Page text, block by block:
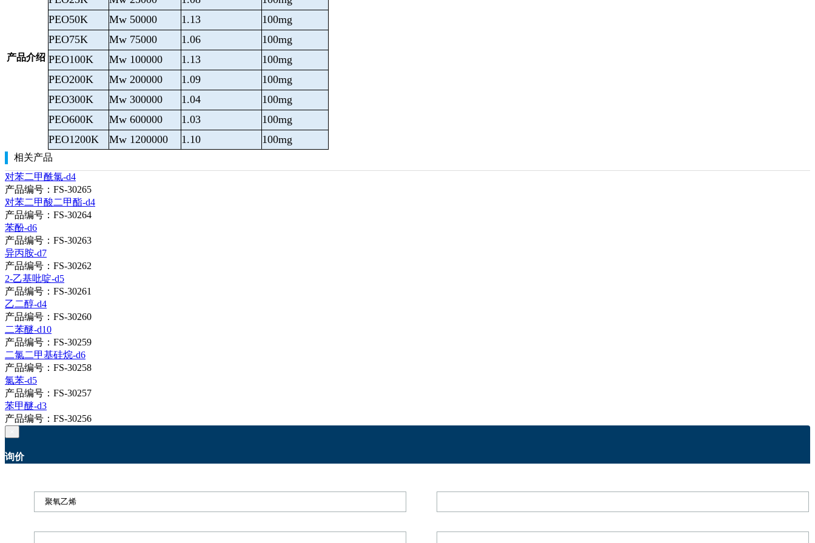
产品介绍
PEO50K
Mw 50000 1.13
100mg
PEO75K
Mw 75000 1.06
100mg
PEO100K
Mw 100000 1.13
100mg
PEO200K
Mw 200000 1.09
100mg
PEO300K
Mw 300000 1.04
100mg
PEO600K
Mw 600000 1.03
100mg
PEO1200K
Mw 1200000 1.10 100mg
相关产品
对苯二甲酰氯-d4
产品编号：FS-30265
对苯二甲酸二甲酯-d4
产品编号：FS-30264
苯酚-d6
产品编号：FS-30263
异丙胺-d7
产品编号：FS-30262
2-乙基吡啶-d5
产品编号：FS-30261
乙二醇-d4
产品编号：FS-30260
二苯醚-d10
产品编号：FS-30259
二氯二甲基硅烷-d6
产品编号：FS-30258
氯苯-d5
产品编号：FS-30257
苯甲醚-d3
产品编号：FS-30256
询价